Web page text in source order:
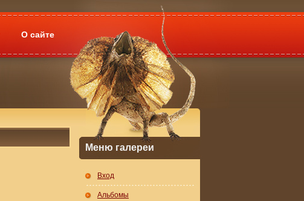
О сайте
Меню галереи
Вход
Альбомы